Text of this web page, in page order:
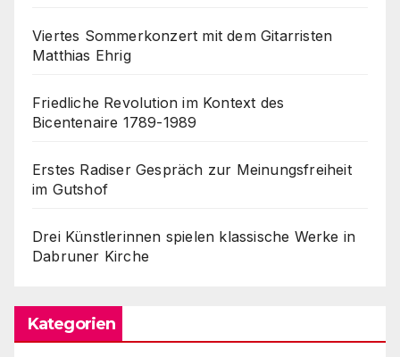
Viertes Sommerkonzert mit dem Gitarristen
Matthias Ehrig
Friedliche Revolution im Kontext des
Bicentenaire 1789-1989
Erstes Radiser Gespräch zur Meinungsfreiheit
im Gutshof
Drei Künstlerinnen spielen klassische Werke in
Dabruner Kirche
Kategorien